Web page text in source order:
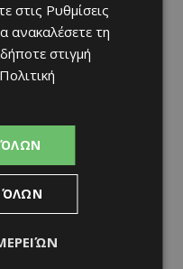
στόχος — να μη
στις Ρυθμίσεις
ανακαλέσετε τη
στιγμή
Πολιτική
ΌΛΩΝ